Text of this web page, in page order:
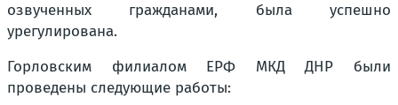
озвученных гражданами, была успешно
урегулирована.
Горловским филиалом ЕРФ МКД ДНР были
проведены следующие работы: